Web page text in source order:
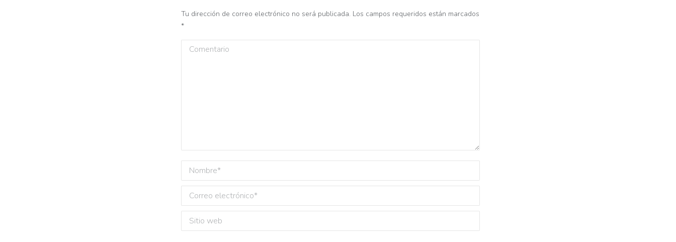
Tu dirección de correo electrónico no será publicada. Los campos requeridos están marcados
*
Comentario
Nombre *
Correo electrónico *
Sitio web